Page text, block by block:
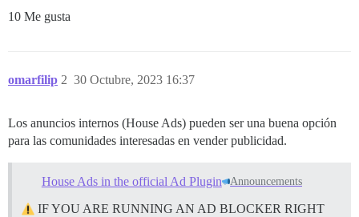
10 Me gusta
omarfilip 30 Octubre, 2023 16:37
2
Los anuncios internos (House Ads) pueden ser una buena opción
para las comunidades interesadas en vender publicidad.
House Ads in the official Ad Plugin Announcements
IF YOU ARE RUNNING AN AD BLOCKER RIGHT